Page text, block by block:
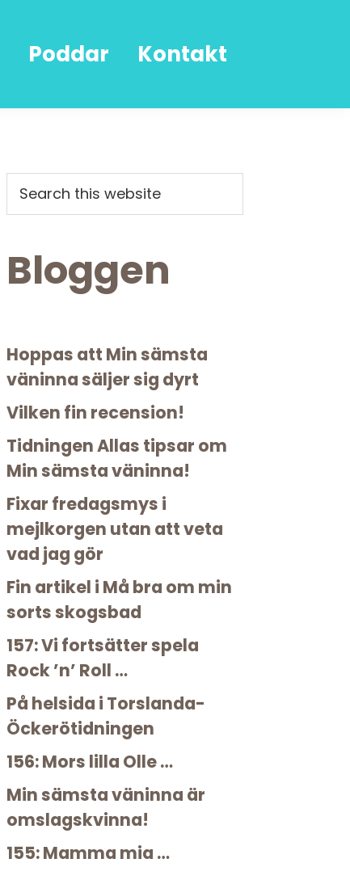
Poddar Kontakt
Primary
Sidebar
this
website
Bloggen
Hoppas att Min sämsta
väninna säljer sig dyrt
Vilken fin recension!
Tidningen Allas tipsar om
Min sämsta väninna!
Fixar fredagsmys i
mejlkorgen utan att veta
vad jag gör
Fin artikel i Må bra om min
sorts skogsbad
157: Vi fortsätter spela
Rock ’n’ Roll …
På helsida i Torslanda-
Öckerötidningen
156: Mors lilla Olle …
Min sämsta väninna är
omslagskvinna!
155: Mamma mia …